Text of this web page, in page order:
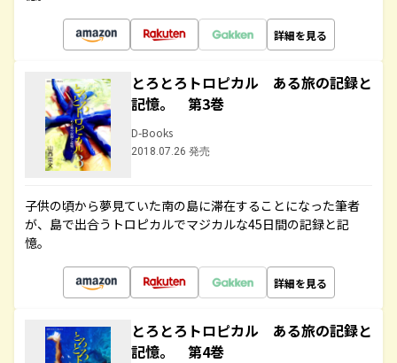
詳細を見る
とろとろトロピカル ある旅の記録と
記憶。 第3巻
D-Books
2018.07.26 発売
子供の頃から夢見ていた南の島に滞在することになった筆者
が、島で出合うトロピカルでマジカルな45日間の記録と記
憶。
詳細を見る
とろとろトロピカル ある旅の記録と
記憶。 第4巻